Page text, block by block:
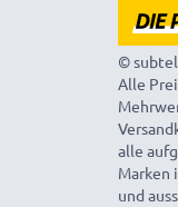
©
Alle
alle
Marken
und